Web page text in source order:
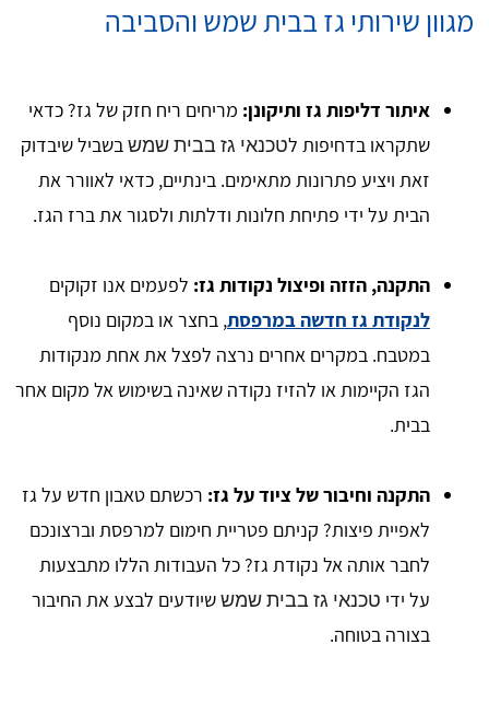
מגוון שירותי גז בבית שמש והסביבה
איתור דליפות גז ותיקונן: מריחים ריח חזק של גז? כדאי
שתקראו בדחיפות לטכנאי גז בבית שמשבשביל שיבדוק
זאת ויציע פתרונות מתאימים. בינתיים, כדאי לאוורר את
הבית על ידי פתיחת חלונות ודלתות ולסגור את ברז הגז.
התקנה, הזזה ופיצול נקודות גז: לפעמים אנו זקוקים
לנקודת גז חדשה במרפסת, בחצר או במקום נוסף
במטבח. במקרים אחרים נרצה לפצל את אחת מנקודות
הגז הקיימות או להזיז נקודה שאינה בשימוש אל מקום אחר
בבית.
התקנה וחיבור של ציוד על גז: רכשתם טאבון חדש על גז
לאפיית פיצות? קניתם פטריית חימום למרפסת וברצונכם
לחבר אותה אל נקודת גז? כל העבודות הללו מתבצעות
על ידי טכנאי גז בבית שמששיודעים לבצע את החיבור
בצורה בטוחה.